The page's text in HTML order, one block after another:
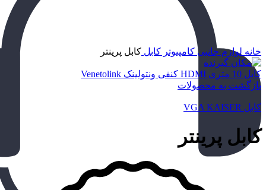
برای بزرگنمایی کلیک کنید
خانه لوازم جانبی کامپیوتر کابل کابل پرینتر
کابل 10 متری HDMI کنفی ونتولینک Venetolink
بازگشت به محصولات
کابل VGA KAISER
کابل پرینتر